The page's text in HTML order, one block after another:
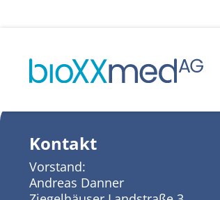
2017
Kontakt
Vorstand:
Andreas Danner